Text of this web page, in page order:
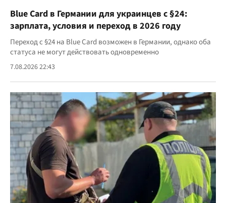
Blue Card в Германии для украинцев с §24:
зарплата, условия и переход в 2026 году
Переход с §24 на Blue Card возможен в Германии, однако оба
статуса не могут действовать одновременно
7.08.2026 22:43